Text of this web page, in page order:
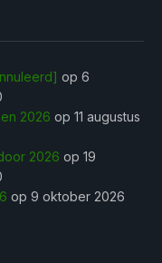
op 6
2026 op 11 augustus
2026 op 19
op 9 oktober 2026